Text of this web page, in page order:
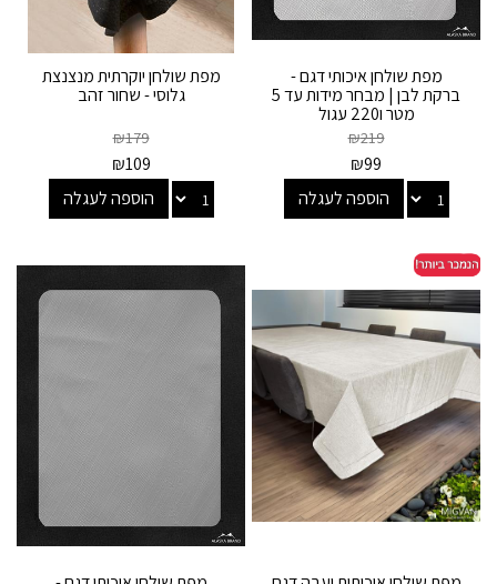
מפת שולחן איכותי דגם -
ברקת לבן | מבחר מידות עד 5
מטר ו220 עגול
₪219
₪99
הוספה לעגלה
מפת שולחן יוקרתית מנצנצת
גלוסי - שחור זהב
₪179
₪109
הוספה לעגלה